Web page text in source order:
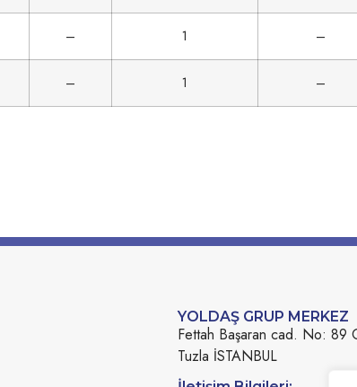
– 1 –
– 1 –
YOLDAŞ GRUP MERKEZ
Fettah Başaran cad. No: 89
Tuzla İSTANBUL